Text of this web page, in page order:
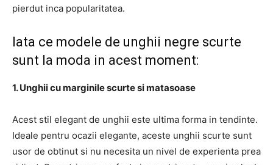
pierdut inca popularitatea.
Iata ce modele de unghii negre scurte
sunt la moda in acest moment:
1. Unghii cu marginile scurte si matasoase
Acest stil elegant de unghii este ultima forma in tendinte.
Ideale pentru ocazii elegante, aceste unghii scurte sunt
usor de obtinut si nu necesita un nivel de experienta prea